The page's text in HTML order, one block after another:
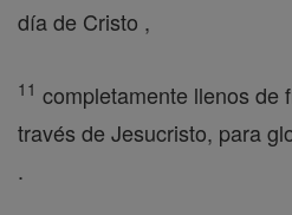
día de Cristo ,
11 completamente llenos de
través de Jesucristo, para
.